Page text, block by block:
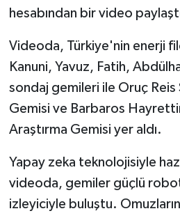
hesabından bir video
Videoda, Türkiye'nin enerji
Kanuni, Yavuz, Fatih,
sondaj gemileri ile Oruç Reis
Gemisi ve Barbaros
Araştırma Gemisi yer aldı.
Yapay zeka teknolojisiyle
videoda, gemiler güçlü
izleyiciyle buluştu.